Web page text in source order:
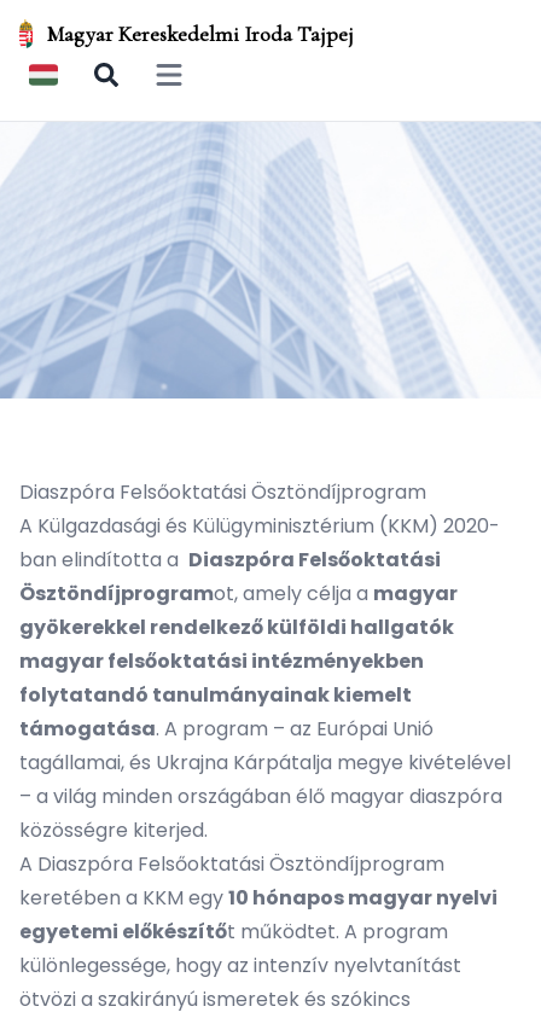
Magyar Kereskedelmi Iroda Tajpej
Open main menu
Diaszpóra Felsőoktatási Ösztöndíjprogram
A Külgazdasági és Külügyminisztérium (KKM) 2020-
ban elindította a Diaszpóra Felsőoktatási
Ösztöndíjprogramot, amely célja a magyar
gyökerekkel rendelkező külföldi hallgatók
magyar felsőoktatási intézményekben
folytatandó tanulmányainak kiemelt
támogatása. A program – az Európai Unió
tagállamai, és Ukrajna Kárpátalja megye kivételével
– a világ minden országában élő magyar diaszpóra
közösségre kiterjed.
A Diaszpóra Felsőoktatási Ösztöndíjprogram
keretében a KKM egy10 hónapos magyar nyelvi
egyetemi előkészítőt működtet. A program
különlegessége, hogy az intenzív nyelvtanítást
ötvözi a szakirányú ismeretek és szókincs